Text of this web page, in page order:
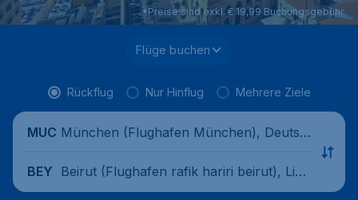
*Preise sind exkl. € 19,99 Buchungsgebühr.
Flüge buchen
Rückflug Nur Hinflug Mehrere Ziele
MUC München (Flughafen München), Deutsc
BEY Beirut (Flughafen rafik hariri beirut), Liba
non